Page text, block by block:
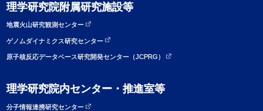
理学研究院附属研究施設等
地震火山研究観測センター
ゲノムダイナミクス研究センター
原子核反応データベース研究開発センター（JCPRG）
理学研究院内センター・推進室等
分子情報連携研究センター